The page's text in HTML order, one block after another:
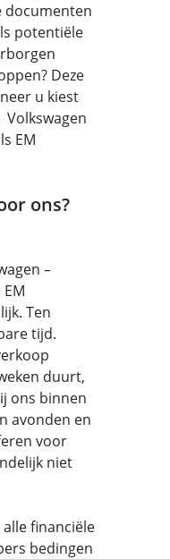
documenten
potentiële
Deze
u kiest
EM
ons?
–
Ten
tijd.
duurt,
ons binnen
avonden en
voor
niet
financiële
bedingen